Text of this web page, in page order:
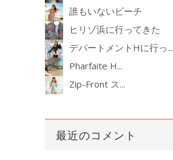
誰もいないビーチ
ヒリゾ浜に行ってきた
デパートメントHに行っ...
Pharfaite H...
Zip-Front ス...
最近のコメント